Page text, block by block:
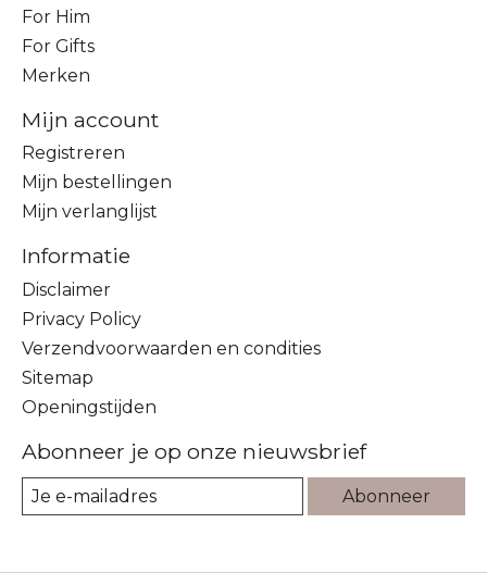
For Him
For Gifts
Merken
Mijn account
Registreren
Mijn bestellingen
Mijn verlanglijst
Informatie
Disclaimer
Privacy Policy
Verzendvoorwaarden en condities
Sitemap
Openingstijden
Abonneer je op onze nieuwsbrief
Abonneer